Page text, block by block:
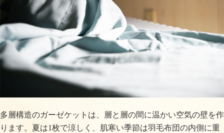
多層構造のガーゼケットは、層と層の間に温かい空気の壁を作
ります。夏は1枚で涼しく、肌寒い季節は羽毛布団の内側に重